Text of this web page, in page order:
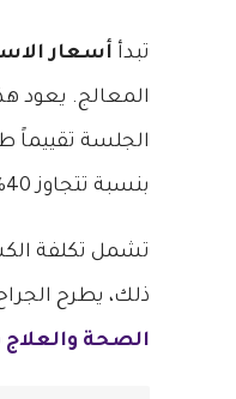
تبدأ أسعار
المعالج. يعود
الجلسة تقييماً
بنسبة تتجاوز 40%).
تشمل تكلفة
ذلك، يطرح
الصحة والعلاج